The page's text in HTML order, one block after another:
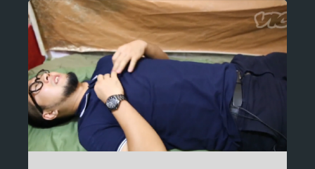
Gegenwehr
von…
Der